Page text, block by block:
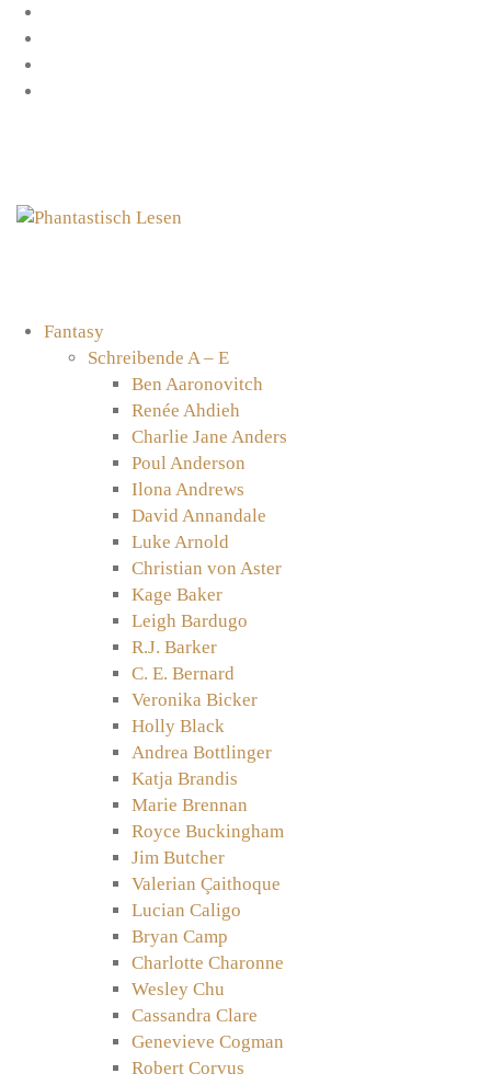
Zum
Inhalt
springen
Fantasy
Schreibende A – E
Ben Aaronovitch
Renée Ahdieh
Charlie Jane Anders
Poul Anderson
Ilona Andrews
David Annandale
Luke Arnold
Christian von Aster
Kage Baker
Leigh Bardugo
R.J. Barker
C. E. Bernard
Veronika Bicker
Holly Black
Andrea Bottlinger
Katja Brandis
Marie Brennan
Royce Buckingham
Jim Butcher
Valerian Çaithoque
Lucian Caligo
Bryan Camp
Charlotte Charonne
Wesley Chu
Cassandra Clare
Genevieve Cogman
Robert Corvus